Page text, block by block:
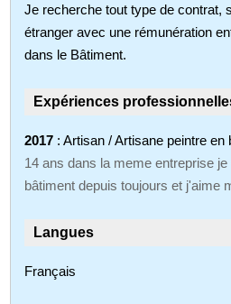
Je recherche tout type de contrat,
étranger avec une rémunération
dans le Bâtiment.
Expériences
2017 : Artisan / Artisane peintre en
14 ans dans la meme entreprise
bâtiment depuis toujours et j'aime
Langues
Français